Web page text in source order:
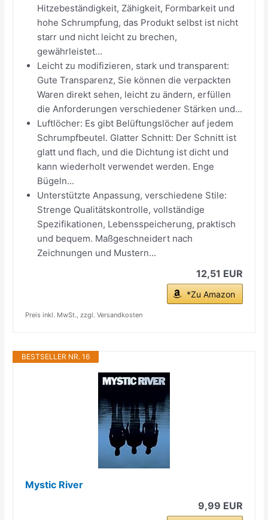
Hitzebeständigkeit, Zähigkeit, Formbarkeit und
hohe Schrumpfung, das Produkt selbst ist nicht
starr und nicht leicht zu brechen,
gewährleistet...
Leicht zu modifizieren, stark und transparent:
Gute Transparenz, Sie können die verpackten
Waren direkt sehen, leicht zu ändern, erfüllen
die Anforderungen verschiedener Stärken und...
Luftlöcher: Es gibt Belüftungslöcher auf jedem
Schrumpfbeutel. Glatter Schnitt: Der Schnitt ist
glatt und flach, und die Dichtung ist dicht und
kann wiederholt verwendet werden. Enge
Bügeln...
Unterstützte Anpassung, verschiedene Stile:
Strenge Qualitätskontrolle, vollständige
Spezifikationen, Lebensspeicherung, praktisch
und bequem. Maßgeschneidert nach
Zeichnungen und Mustern...
12,51 EUR
*Zu Amazon
Preis inkl. MwSt., zzgl. Versandkosten
BESTSELLER NR. 16
Mystic River
9,99 EUR